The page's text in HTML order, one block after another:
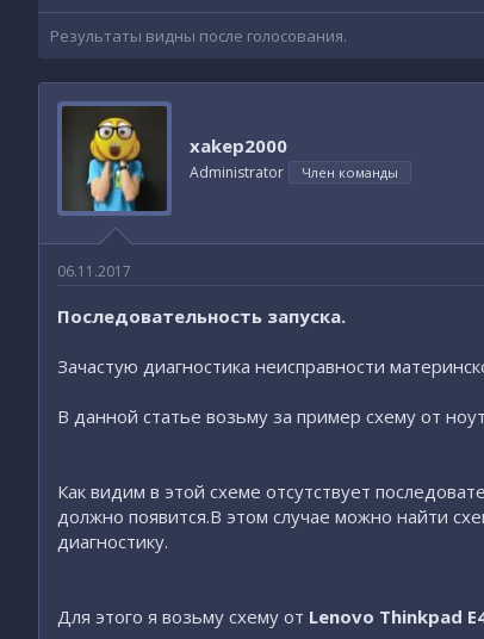
Результаты видны после голосования.
xakep2000
Administrator Член команды
06.11.2017
Последовательность запуска.
Зачастую диагностика неисправности
В данной статье возьму за пример схему от
Как видим в этой схеме отсутствует
должно появится.В этом случае можно найти
диагностику.
Для этого я возьму схему от Lenovo Thinkpad